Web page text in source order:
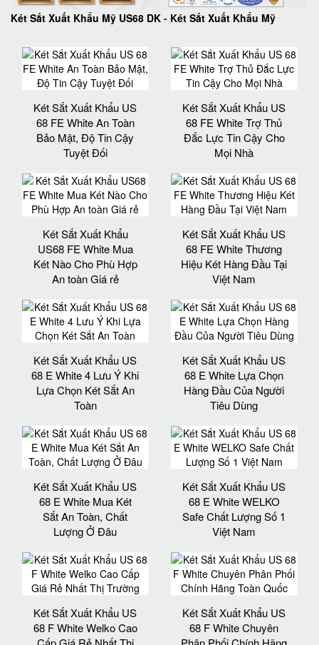
Két Sắt Xuất Khẩu Mỹ US68 DK - Két Sắt Xuất Khẩu Mỹ
Két Sắt Xuất Khẩu US
68 FE White An Toàn
Bảo Mật, Độ Tin Cậy
Tuyệt Đối
Két Sắt Xuất Khẩu US
68 FE White Trợ Thủ
Đắc Lực Tin Cậy Cho
Mọi Nhà
Két Sắt Xuất Khẩu
US68 FE White Mua
Két Nào Cho Phù Hợp
An toàn Giá rẻ
Két Sắt Xuất Khẩu US
68 FE White Thương
Hiệu Két Hàng Đầu Tại
Việt Nam
Két Sắt Xuất Khẩu US
68 E White 4 Lưu Ý Khi
Lựa Chọn Két Sắt An
Toàn
Két Sắt Xuất Khẩu US
68 E White Lựa Chọn
Hàng Đầu Của Người
Tiêu Dùng
Két Sắt Xuất Khẩu US
68 E White Mua Két
Sắt An Toàn, Chất
Lượng Ở Đâu
Két Sắt Xuất Khẩu US
68 E White WELKO
Safe Chất Lượng Số 1
Việt Nam
Két Sắt Xuất Khẩu US
68 F White Welko Cao
Két Sắt Xuất Khẩu US
68 F White Chuyên